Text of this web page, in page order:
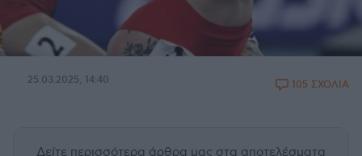
25.03.2025, 14:40 105 ΣΧΟΛΙΑ
Δείτε περισσότερα άρθρα μας στα αποτελέσματα